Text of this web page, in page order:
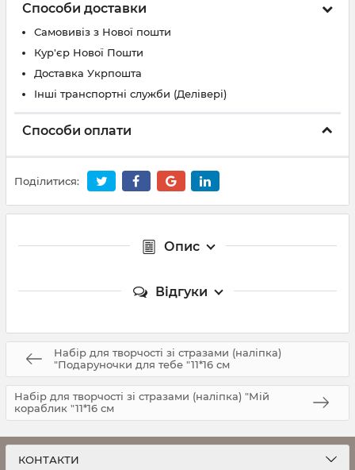
Способи доставки
Самовивіз з Нової пошти
Кур'єр Нової Пошти
Доставка Укрпошта
Інші транспортні служби (Делівері)
Способи оплати
Поділитися:
Опис
Відгуки
Набір для творчості зі стразами (наліпка)
"Подаруночки для тебе "11*16 см
Набір для творчості зі стразами (наліпка) "Мій
кораблик "11*16 см
КОНТАКТИ